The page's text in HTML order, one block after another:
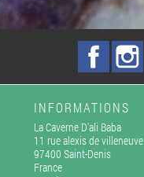
Facebook
INFORMATIONS
La Caverne D'ali Baba
11 rue alexis de villeneuve
97400 Saint-Denis
France